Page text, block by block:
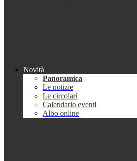
Novità
Panoramica
Le notizie
Le circolari
Calendario eventi
Albo online